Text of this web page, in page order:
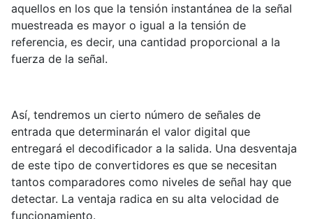
aquellos en los que la tensión instantánea de la señal
muestreada es mayor o igual a la tensión de
referencia, es decir, una cantidad proporcional a la
fuerza de la señal.
Así, tendremos un cierto número de señales de
entrada que determinarán el valor digital que
entregará el decodificador a la salida. Una desventaja
de este tipo de convertidores es que se necesitan
tantos comparadores como niveles de señal hay que
detectar. La ventaja radica en su alta velocidad de
funcionamiento.